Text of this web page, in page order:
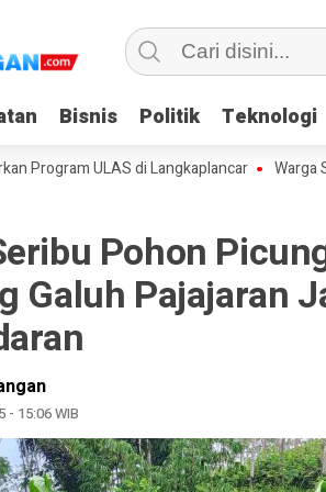
Bisnis Politik Teknologi
Bisnis Politik Teknologi
ULAS di Langkaplancar Warga Sekitar
Pohon
Galuh Pajajaran
- 15:06 WIB